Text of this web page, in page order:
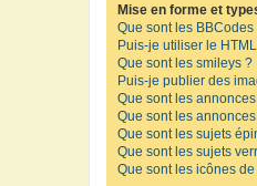
Mise en forme et
Que sont les BBCodes
Puis-je utiliser le
Que sont les smileys ?
Puis-je publier des
Que sont les
Que sont les
Que sont les sujets
Que sont les sujets
Que sont les icônes